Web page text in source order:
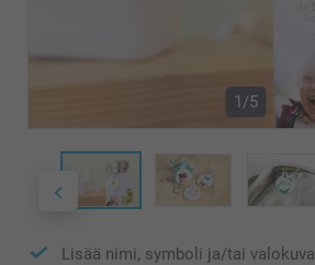
1/5
Lisää nimi, symboli ja/tai valokuva